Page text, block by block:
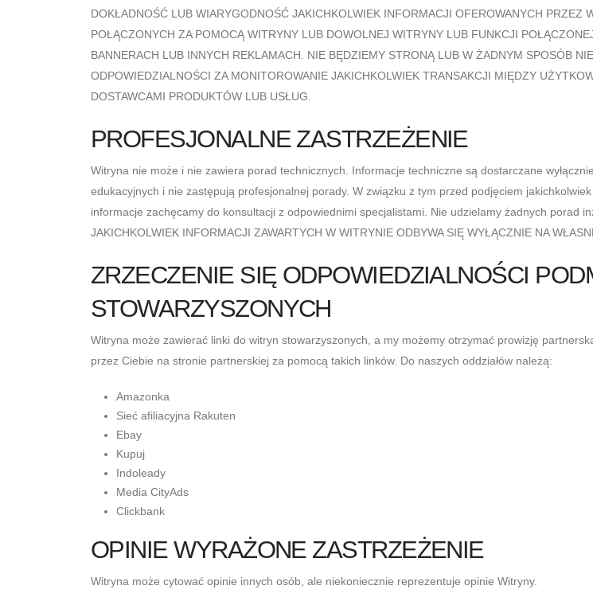
DOKŁADNOŚĆ LUB WIARYGODNOŚĆ JAKICHKOLWIEK INFORMACJI OFEROWANYCH PRZEZ
POŁĄCZONYCH ZA POMOCĄ WITRYNY LUB DOWOLNEJ WITRYNY LUB FUNKCJI
BANNERACH LUB INNYCH REKLAMACH. NIE BĘDZIEMY STRONĄ LUB W ŻADNYM SPOSÓB
ODPOWIEDZIALNOŚCI ZA MONITOROWANIE JAKICHKOLWIEK TRANSAKCJI MIĘDZY
DOSTAWCAMI PRODUKTÓW LUB USŁUG.
PROFESJONALNE ZASTRZEŻENIE
Witryna nie może i nie zawiera porad technicznych. Informacje techniczne są dostarczane
edukacyjnych i nie zastępują profesjonalnej porady. W związku z tym przed podjęciem
informacje zachęcamy do konsultacji z odpowiednimi specjalistami. Nie udzielamy żadnych porad
JAKICHKOLWIEK INFORMACJI ZAWARTYCH W WITRYNIE ODBYWA SIĘ WYŁĄCZNIE NA
ZRZECZENIE SIĘ ODPOWIEDZIALNOŚCI
STOWARZYSZONYCH
Witryna może zawierać linki do witryn stowarzyszonych, a my możemy otrzymać prowizję
przez Ciebie na stronie partnerskiej za pomocą takich linków. Do naszych oddziałów należą:
Amazonka
Sieć afiliacyjna Rakuten
Ebay
Kupuj
Indoleady
Media CityAds
Clickbank
OPINIE WYRAŻONE ZASTRZEŻENIE
Witryna może cytować opinie innych osób, ale niekoniecznie reprezentuje opinie Witryny.